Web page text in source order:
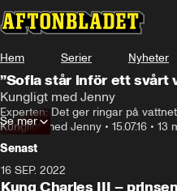
Hem Serier Nyheter
”Sofia står inför ett svårt
Kungligt med Jenny
Experten: Det ger ringar på vattnet
Kungligt med Jenny • 15.07.16 • 13
Se mer
Senast
16 SEP. 2022
Kung Charles III –